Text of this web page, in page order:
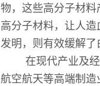
物，这些高分子材
高分子材料，让人
发明，则有效缓解
在现代产业及
航空航天等高端制